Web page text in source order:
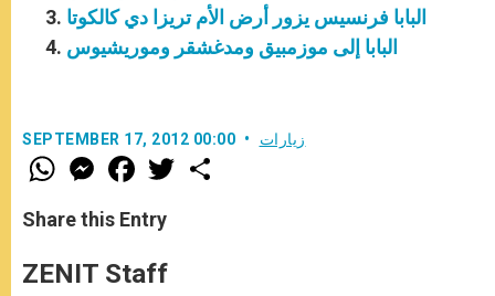
البابا فرنسيس يزور أرض الأم تريزا دي كالكوتا
البابا إلى موزمبيق ومدغشقر وموريشيوس
SEPTEMBER 17, 2012 00:00 زيارات
W
h
t
s
p
p
M
e
s
e
g
e
F
a
e
b
o
k
w
Share this Entry
ZENIT Staff